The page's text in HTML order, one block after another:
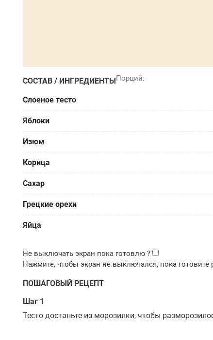
СОСТАВ / ИНГРЕДИЕНТЫ
Слоеное тесто
Яблоки
Изюм
Корица
Сахар
Грецкие орехи
Яйца
ПОШАГОВЫЙ РЕЦЕПТ
Шаг 1
Тесто достаньте из морозилки, чтобы